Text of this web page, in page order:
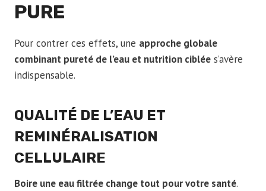
PURE
Pour contrer ces effets, une approche globale
combinant pureté de l’eau et nutrition ciblée s’avère
indispensable.
QUALITÉ DE L’EAU ET
REMINÉRALISATION
CELLULAIRE
Boire une eau filtrée change tout pour votre santé.